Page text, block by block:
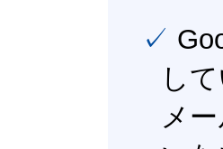
✓ Google Workspace（旧G Suite） を社内で導入
し
メ